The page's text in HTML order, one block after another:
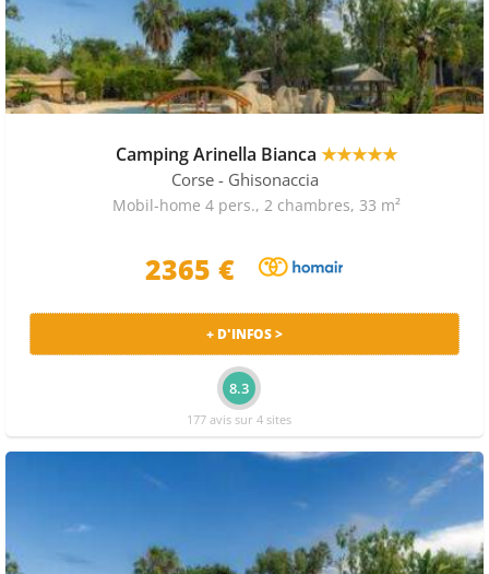
Camping Arinella Bianca ★★★★★
Corse - Ghisonaccia
Mobil-home 4 pers., 2 chambres, 33 m²
2365 €
+ D'INFOS >
8.3
177 avis sur 4 sites